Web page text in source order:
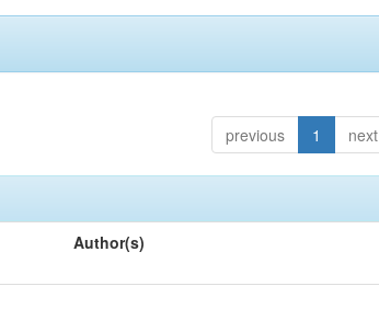
previous 1 next
Author(s)